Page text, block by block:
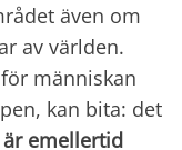
även om
av världen.
människan
kan bita: det
är emellertid